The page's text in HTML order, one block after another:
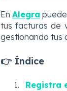
En Alegra
tus facturas de
gestionando tus
👉 Índice
Registra